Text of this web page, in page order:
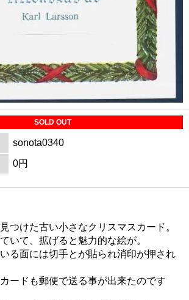
SOLD OUT
sonota0340
0円
つけた古い小さなクリスマスカード。
いて、拡げると魅力的な絵が。
る面には切手とが貼られ消印が押され
ドも郵便で送る事が出来たのです